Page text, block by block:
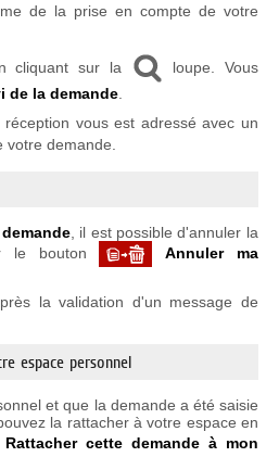
de la prise en compte de votre
cliquant sur la
loupe. Vous
de la demande.
vous est adressé avec un
demande.
, il est possible d'annuler la
le bouton
Annuler ma
la validation d'un message de
espace personnel
et que la demande a été saisie
la rattacher à votre espace en
Rattacher cette demande à mon